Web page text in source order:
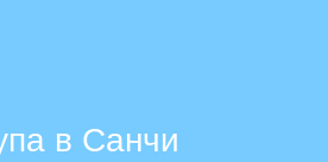
в Санчи